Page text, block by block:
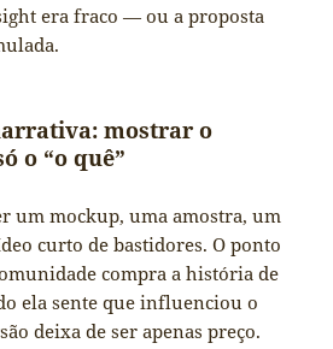
era fraco — ou a proposta
mostrar o
o “o quê”
um mockup, uma amostra, um
curto de bastidores. O ponto
compra a história de
ela sente que influenciou o
deixa de ser apenas preço.